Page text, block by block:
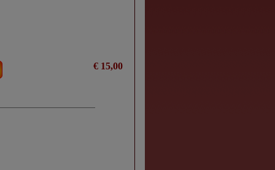
€ 15,00